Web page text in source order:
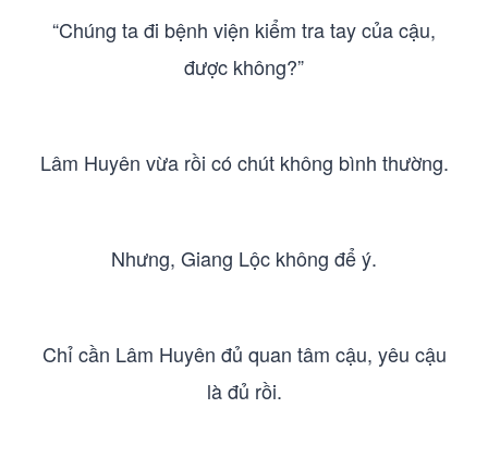
“Chúng ta đi bệnh viện kiểm tra tay của cậu,
được không?”
Lâm Huyên vừa rồi có chút không bình thường.
Nhưng, Giang Lộc không để ý.
Chỉ cần Lâm Huyên đủ quan tâm cậu, yêu cậu
là đủ rồi.